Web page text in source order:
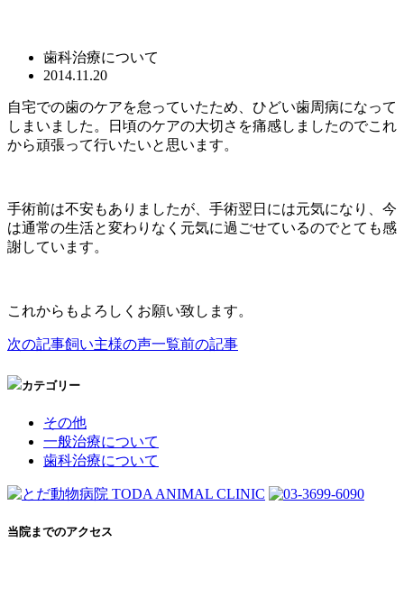
歯科治療について
2014.11.20
自宅での歯のケアを怠っていたため、ひどい歯周病になって
しまいました。日頃のケアの大切さを痛感しましたのでこれ
から頑張って行いたいと思います。
手術前は不安もありましたが、手術翌日には元気になり、今
は通常の生活と変わりなく元気に過ごせているのでとても感
謝しています。
これからもよろしくお願い致します。
次の記事飼い主様の声一覧前の記事
カテゴリー
その他
一般治療について
歯科治療について
当院までのアクセス